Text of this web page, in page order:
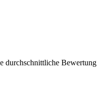
durchschnittliche Bewertung